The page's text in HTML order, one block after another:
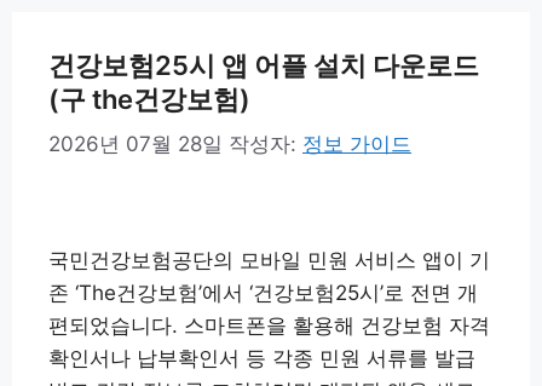
건강보험25시 앱 어플 설치 다운로드
(구 the건강보험)
2026년 07월 28일 작성자: 정보 가이드
국민건강보험공단의 모바일 민원 서비스 앱이 기
존 ‘The건강보험’에서 ‘건강보험25시’로 전면 개
편되었습니다. 스마트폰을 활용해 건강보험 자격
확인서나 납부확인서 등 각종 민원 서류를 발급